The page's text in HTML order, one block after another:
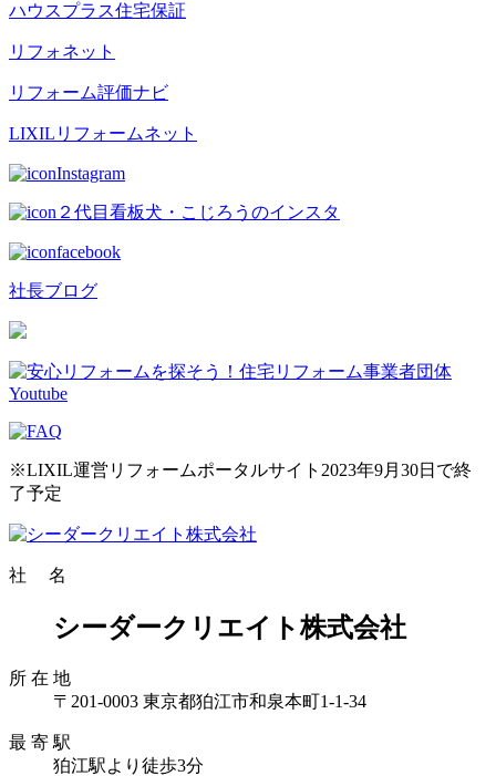
ハウスプラス住宅保証
リフォネット
リフォーム評価ナビ
LIXILリフォームネット
Instagram
２代目看板犬・こじろうのインスタ
facebook
社長ブログ
※LIXIL運営リフォームポータルサイト2023年9月30日で終
了予定
社 名
シーダークリエイト株式会社
所 在 地
〒201-0003 東京都狛江市和泉本町1-1-34
最 寄 駅
狛江駅より徒歩3分